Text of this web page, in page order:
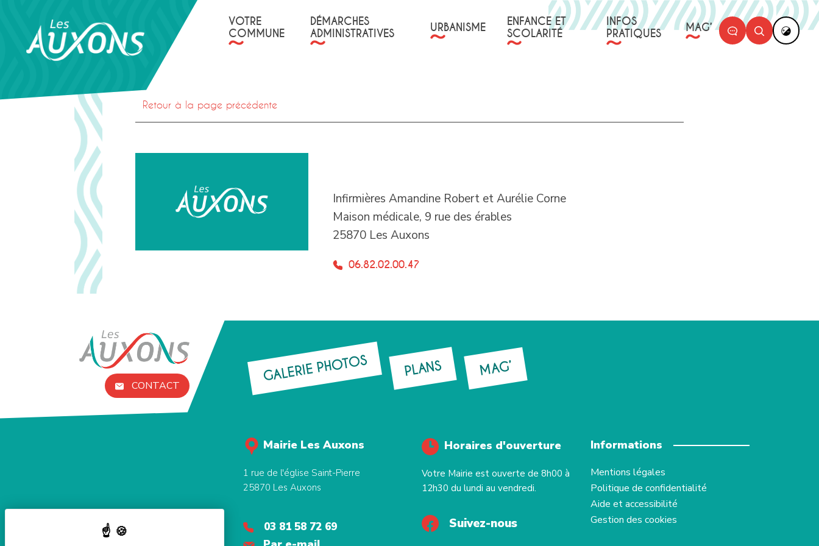
VOTRE
COMMUNE
DÉMARCHES
ADMINISTRATIVES
URBANISME
ENFANCE ET
SCOLARITÉ
INFOS
PRATIQUES
MAG’
Retour à la page précédente
Infirmières Amandine Robert et Aurélie Corne
Maison médicale, 9 rue des érables
25870 Les Auxons
06.82.02.00.47
CONTACT
GALERIE PHOTOS PLANS MAG’
Mairie Les Auxons
1 rue de l'église Saint-Pierre
25870 Les Auxons
03 81 58 72 69
Horaires d'ouverture
Votre Mairie est ouverte de 8h00 à
12h30 du lundi au vendredi.
Suivez-nous
Informations
Mentions légales
Politique de confidentialité
Aide et accessibilité
Gestion des cookies